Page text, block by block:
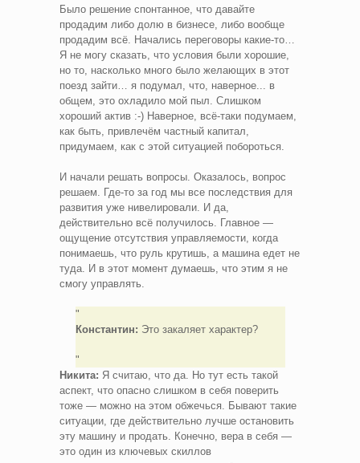
Было решение спонтанное, что давайте
продадим либо долю в бизнесе, либо вообще
продадим всё. Начались переговоры какие-то…
Я не могу сказать, что условия были хорошие,
но то, насколько много было желающих в этот
поезд зайти… я подумал, что, наверное... в
общем, это охладило мой пыл. Слишком
хороший актив :-) Наверное, всё-таки подумаем,
как быть, привлечём частный капитал,
придумаем, как с этой ситуацией побороться.
И начали решать вопросы. Оказалось, вопрос
решаем. Где-то за год мы все последствия для
развития уже нивелировали. И да,
действительно всё получилось. Главное —
ощущение отсутствия управляемости, когда
понимаешь, что руль крутишь, а машина едет не
туда. И в этот момент думаешь, что этим я не
смогу управлять.
Константин: Это закаляет характер?
Никита: Я считаю, что да. Но тут есть такой
аспект, что опасно слишком в себя поверить
тоже — можно на этом обжечься. Бывают такие
ситуации, где действительно лучше остановить
эту машину и продать. Конечно, вера в себя —
это один из ключевых скиллов